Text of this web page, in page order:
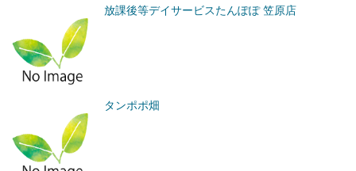
放課後等デイサービスたんぽぽ 笠原店
タンポポ畑